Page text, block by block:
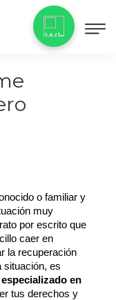
o familiar y
muy
por escrito que
caer en
la recuperación
situación, es
en
tus derechos y